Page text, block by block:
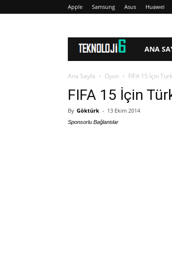
Apple Samsung Asus Huawei
ANA
Ana Sayfa Oyun FIFA 15 İçin
FIFA 15 İçin
By Göktürk - 13 Ekim 2014
Sponsorlu Bağlantılar